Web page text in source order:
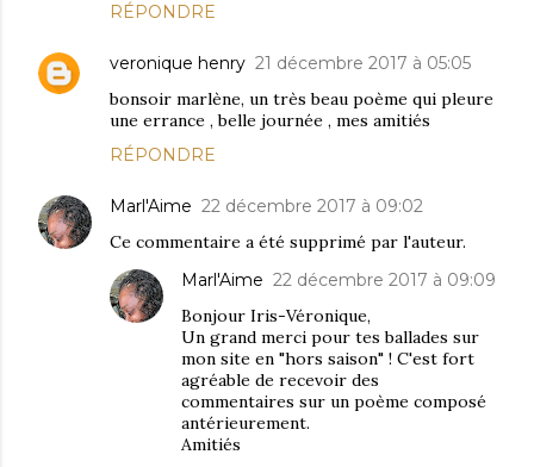
RÉPONDRE
veronique henry 21 décembre 2017 à 05:05
bonsoir marlène, un très beau poème qui pleure
une errance , belle journée , mes amitiés
RÉPONDRE
Marl'Aime 22 décembre 2017 à 09:02
Ce commentaire a été supprimé par l'auteur.
Marl'Aime 22 décembre 2017 à 09:09
Bonjour Iris-Véronique,
Un grand merci pour tes ballades sur
mon site en "hors saison" ! C'est fort
agréable de recevoir des
commentaires sur un poème composé
antérieurement.
Amitiés